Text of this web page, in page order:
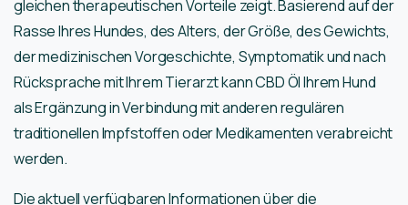
gleichen therapeutischen Vorteile zeigt. Basierend auf der
Rasse Ihres Hundes, des Alters, der Größe, des Gewichts,
der medizinischen Vorgeschichte, Symptomatik und nach
Rücksprache mit Ihrem Tierarzt kann CBD Öl Ihrem Hund
als Ergänzung in Verbindung mit anderen regulären
traditionellen Impfstoffen oder Medikamenten verabreicht
werden.
Die aktuell verfügbaren Informationen über die